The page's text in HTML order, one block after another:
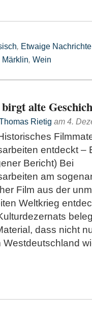
, Etwaige
Märklin, Wein
alte
Rietig am 4.
entdeckt –
Bericht) Bei
am
Film aus der
Weltkrieg
dass nicht
Westdeutschland